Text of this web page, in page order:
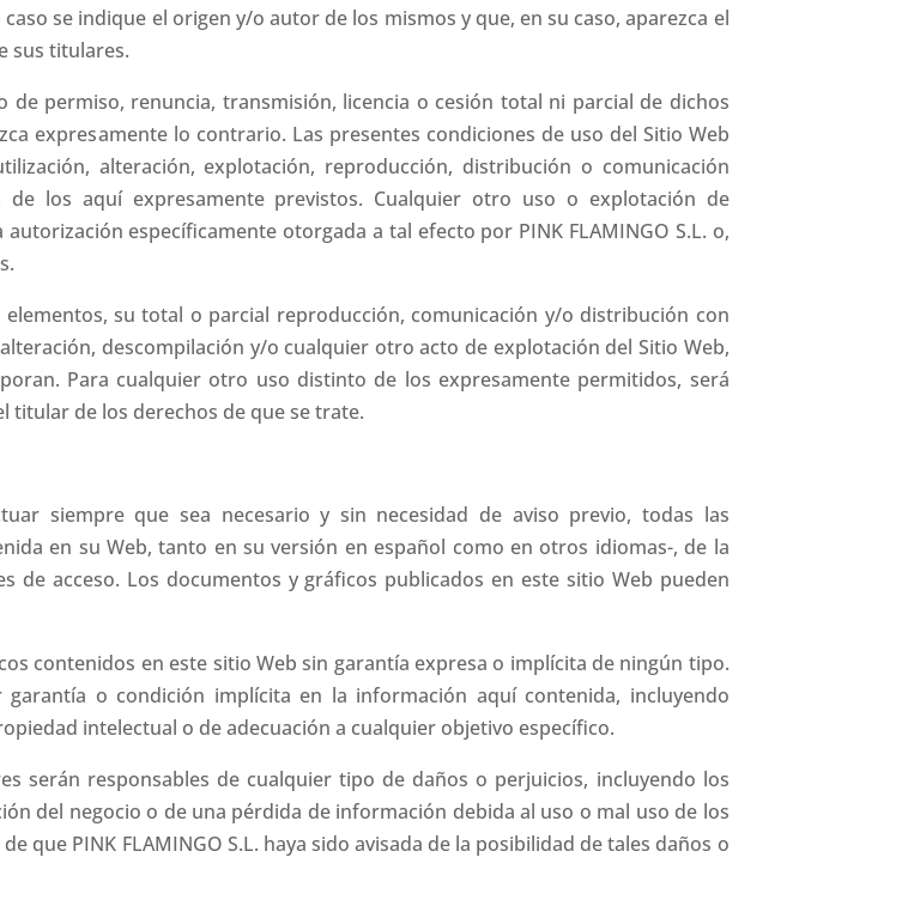
se indique el origen y/o autor de los mismos y que, en su caso, aparezca el
sus titulares.
de permiso, renuncia, transmisión, licencia o cesión total ni parcial de dichos
expresamente lo contrario. Las presentes condiciones de uso del Sitio Web
alteración, explotación, reproducción, distribución o comunicación
los aquí expresamente previstos. Cualquier otro uso o explotación de
específicamente otorgada a tal efecto por PINK FLAMINGO S.L. o,
su total o parcial reproducción, comunicación y/o distribución con
descompilación y/o cualquier otro acto de explotación del Sitio Web,
Para cualquier otro uso distinto de los expresamente permitidos, será
de los derechos de que se trate.
siempre que sea necesario y sin necesidad de aviso previo, todas las
en su Web, tanto en su versión en español como en otros idiomas-, de la
de acceso. Los documentos y gráficos publicados en este sitio Web pueden
contenidos en este sitio Web sin garantía expresa o implícita de ningún tipo.
garantía o condición implícita en la información aquí contenida, incluyendo
intelectual o de adecuación a cualquier objetivo específico.
serán responsables de cualquier tipo de daños o perjuicios, incluyendo los
del negocio o de una pérdida de información debida al uso o mal uso de los
que PINK FLAMINGO S.L. haya sido avisada de la posibilidad de tales daños o